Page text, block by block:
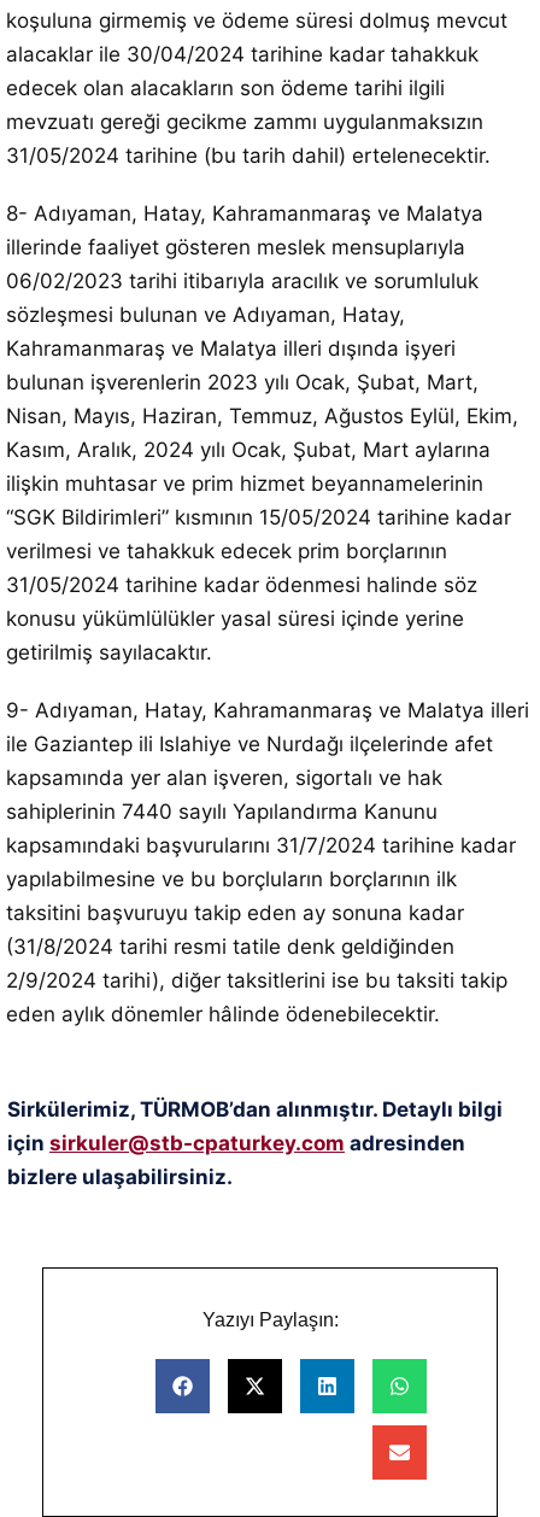
koşuluna girmemiş ve ödeme süresi dolmuş mevcut
alacaklar ile 30/04/2024 tarihine kadar tahakkuk
edecek olan alacakların son ödeme tarihi ilgili
mevzuatı gereği gecikme zammı uygulanmaksızın
31/05/2024 tarihine (bu tarih dahil) ertelenecektir.
8- Adıyaman, Hatay, Kahramanmaraş ve Malatya
illerinde faaliyet gösteren meslek mensuplarıyla
06/02/2023 tarihi itibarıyla aracılık ve sorumluluk
sözleşmesi bulunan ve Adıyaman, Hatay,
Kahramanmaraş ve Malatya illeri dışında işyeri
bulunan işverenlerin 2023 yılı Ocak, Şubat, Mart,
Nisan, Mayıs, Haziran, Temmuz, Ağustos Eylül, Ekim,
Kasım, Aralık, 2024 yılı Ocak, Şubat, Mart aylarına
ilişkin muhtasar ve prim hizmet beyannamelerinin
“SGK Bildirimleri” kısmının 15/05/2024 tarihine kadar
verilmesi ve tahakkuk edecek prim borçlarının
31/05/2024 tarihine kadar ödenmesi halinde söz
konusu yükümlülükler yasal süresi içinde yerine
getirilmiş sayılacaktır.
9- Adıyaman, Hatay, Kahramanmaraş ve Malatya illeri
ile Gaziantep ili Islahiye ve Nurdağı ilçelerinde afet
kapsamında yer alan işveren, sigortalı ve hak
sahiplerinin 7440 sayılı Yapılandırma Kanunu
kapsamındaki başvurularını 31/7/2024 tarihine kadar
yapılabilmesine ve bu borçluların borçlarının ilk
taksitini başvuruyu takip eden ay sonuna kadar
(31/8/2024 tarihi resmi tatile denk geldiğinden
2/9/2024 tarihi), diğer taksitlerini ise bu taksiti takip
eden aylık dönemler hâlinde ödenebilecektir.
Sirkülerimiz, TÜRMOB’dan alınmıştır. Detaylı bilgi
için sirkuler@stb-cpaturkey.com adresinden
bizlere ulaşabilirsiniz.
Yazıyı Paylaşın: